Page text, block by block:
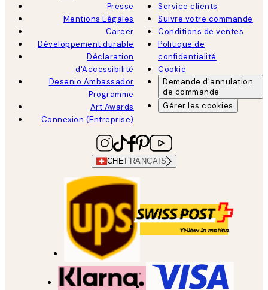
Presse
Mentions Légales
Career
Développement durable
Déclaration
d'Accessibilité
Desenio Ambassador
Programme
Art Awards
Connexion (Entreprise)
Service clients
Suivre votre commande
Conditions de ventes
Politique de
confidentialité
Cookie
Demande d'annulation
de commande
Gérer les cookies
CHE FRANÇAIS